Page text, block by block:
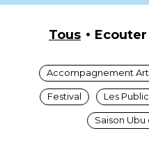
Tous Ecouter
Accompagnement
Festival Les
Saison Ubu